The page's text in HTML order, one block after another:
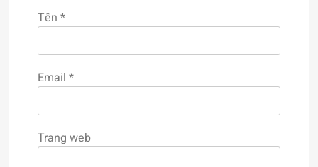
Tên *
Email *
Trang web